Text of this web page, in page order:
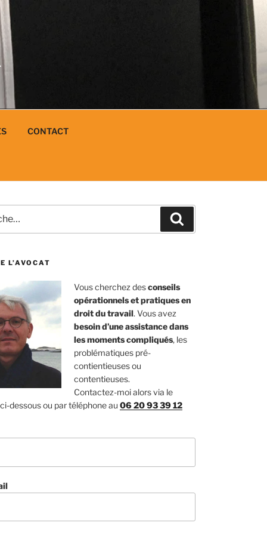
CONTACT
L’AVOCAT
Vous cherchez desconseils
opérationnels et pratiques en
droit du travail. Vous avez
besoin d’une assistance dans
les moments compliqués, les
problématiques pré-
contientieuses ou
contentieuses.
Contactez-moi alors via le
dessous ou par téléphone au 06 20 93 39 12